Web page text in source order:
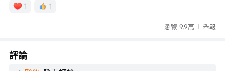
1 1
瀏覽 9.9萬 舉報
評論